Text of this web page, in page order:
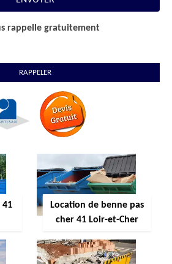
rappelle gratuitement
41
Location de benne pas
cher 41 Loir-et-Cher